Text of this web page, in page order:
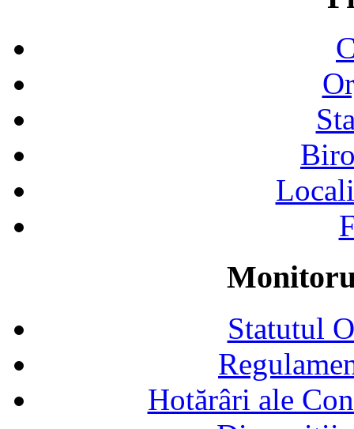
Statutul
Hotărâri ale